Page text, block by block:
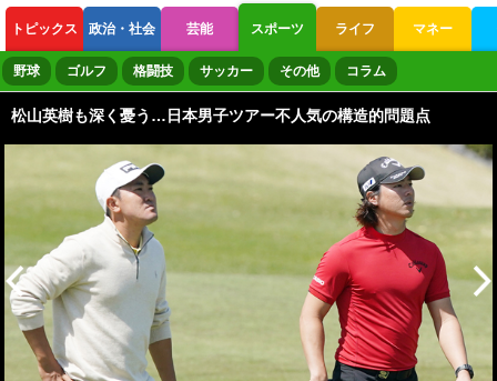
トピックス 政治・社会 芸能 スポーツ ライフ マネー
ボートレース 競輪 オートレース
野球 ゴルフ 格闘技 サッカー その他 コラム
松山英樹も深く憂う…日本男子ツアー不人気の構造的問題点